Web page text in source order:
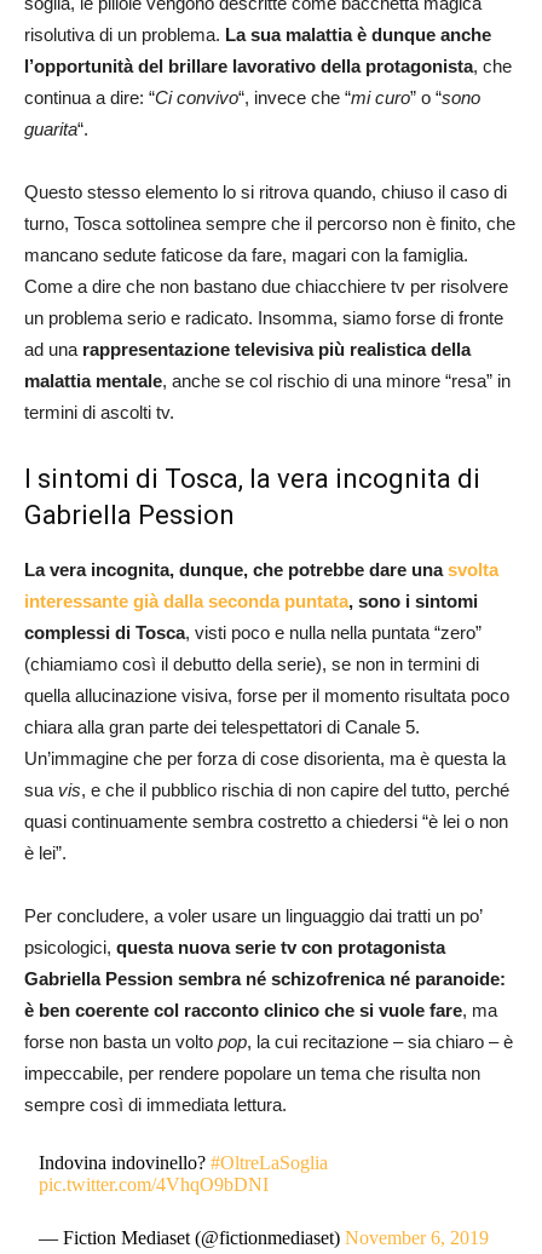
risolutiva di un problema. La sua malattia è dunque anche
l’opportunità del brillare lavorativo della protagonista, che
continua a dire: “Ci convivo“, invece che “mi curo” o “sono
guarita“.
Questo stesso elemento lo si ritrova quando, chiuso il caso di
turno, Tosca sottolinea sempre che il percorso non è finito, che
mancano sedute faticose da fare, magari con la famiglia.
Come a dire che non bastano due chiacchiere tv per risolvere
un problema serio e radicato. Insomma, siamo forse di fronte
ad una rappresentazione televisiva più realistica della
malattia mentale, anche se col rischio di una minore “resa” in
termini di ascolti tv.
I sintomi di Tosca, la vera incognita di
Gabriella Pession
La vera incognita, dunque, che potrebbe dare unasvolta
interessante già dalla seconda puntata, sono i sintomi
complessi di Tosca, visti poco e nulla nella puntata “zero”
(chiamiamo così il debutto della serie), se non in termini di
quella allucinazione visiva, forse per il momento risultata poco
chiara alla gran parte dei telespettatori di Canale 5.
Un’immagine che per forza di cose disorienta, ma è questa la
sua vis, e che il pubblico rischia di non capire del tutto, perché
quasi continuamente sembra costretto a chiedersi “è lei o non
è lei”.
Per concludere, a voler usare un linguaggio dai tratti un po’
psicologici, questa nuova serie tv con protagonista
Gabriella Pession sembra né schizofrenica né paranoide:
è ben coerente col racconto clinico che si vuole fare, ma
forse non basta un volto pop, la cui recitazione – sia chiaro – è
impeccabile, per rendere popolare un tema che risulta non
sempre così di immediata lettura.
Indovina indovinello?#OltreLaSoglia
pic.twitter.com/4VhqO9bDNI
— Fiction Mediaset (@fictionmediaset)November 6, 2019